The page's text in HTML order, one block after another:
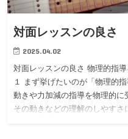
対面レッスンの良さ
2025.04.02
対面レッスンの良さ 物理的指
１ まず挙げたいのが「物理的
動きや力加減の指導を物理的に
その動きなどの理解のしやすさ